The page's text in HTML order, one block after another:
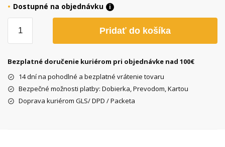
Dostupné na objednávku
i
Falcák
x
Pridať do košíka
Bezplatné doručenie kuriérom pri objednávke nad 100€
14 dní na pohodlné a bezplatné vrátenie tovaru
Bezpečné možnosti platby: Dobierka, Prevodom, Kartou
Doprava kuriérom GLS/ DPD / Packeta